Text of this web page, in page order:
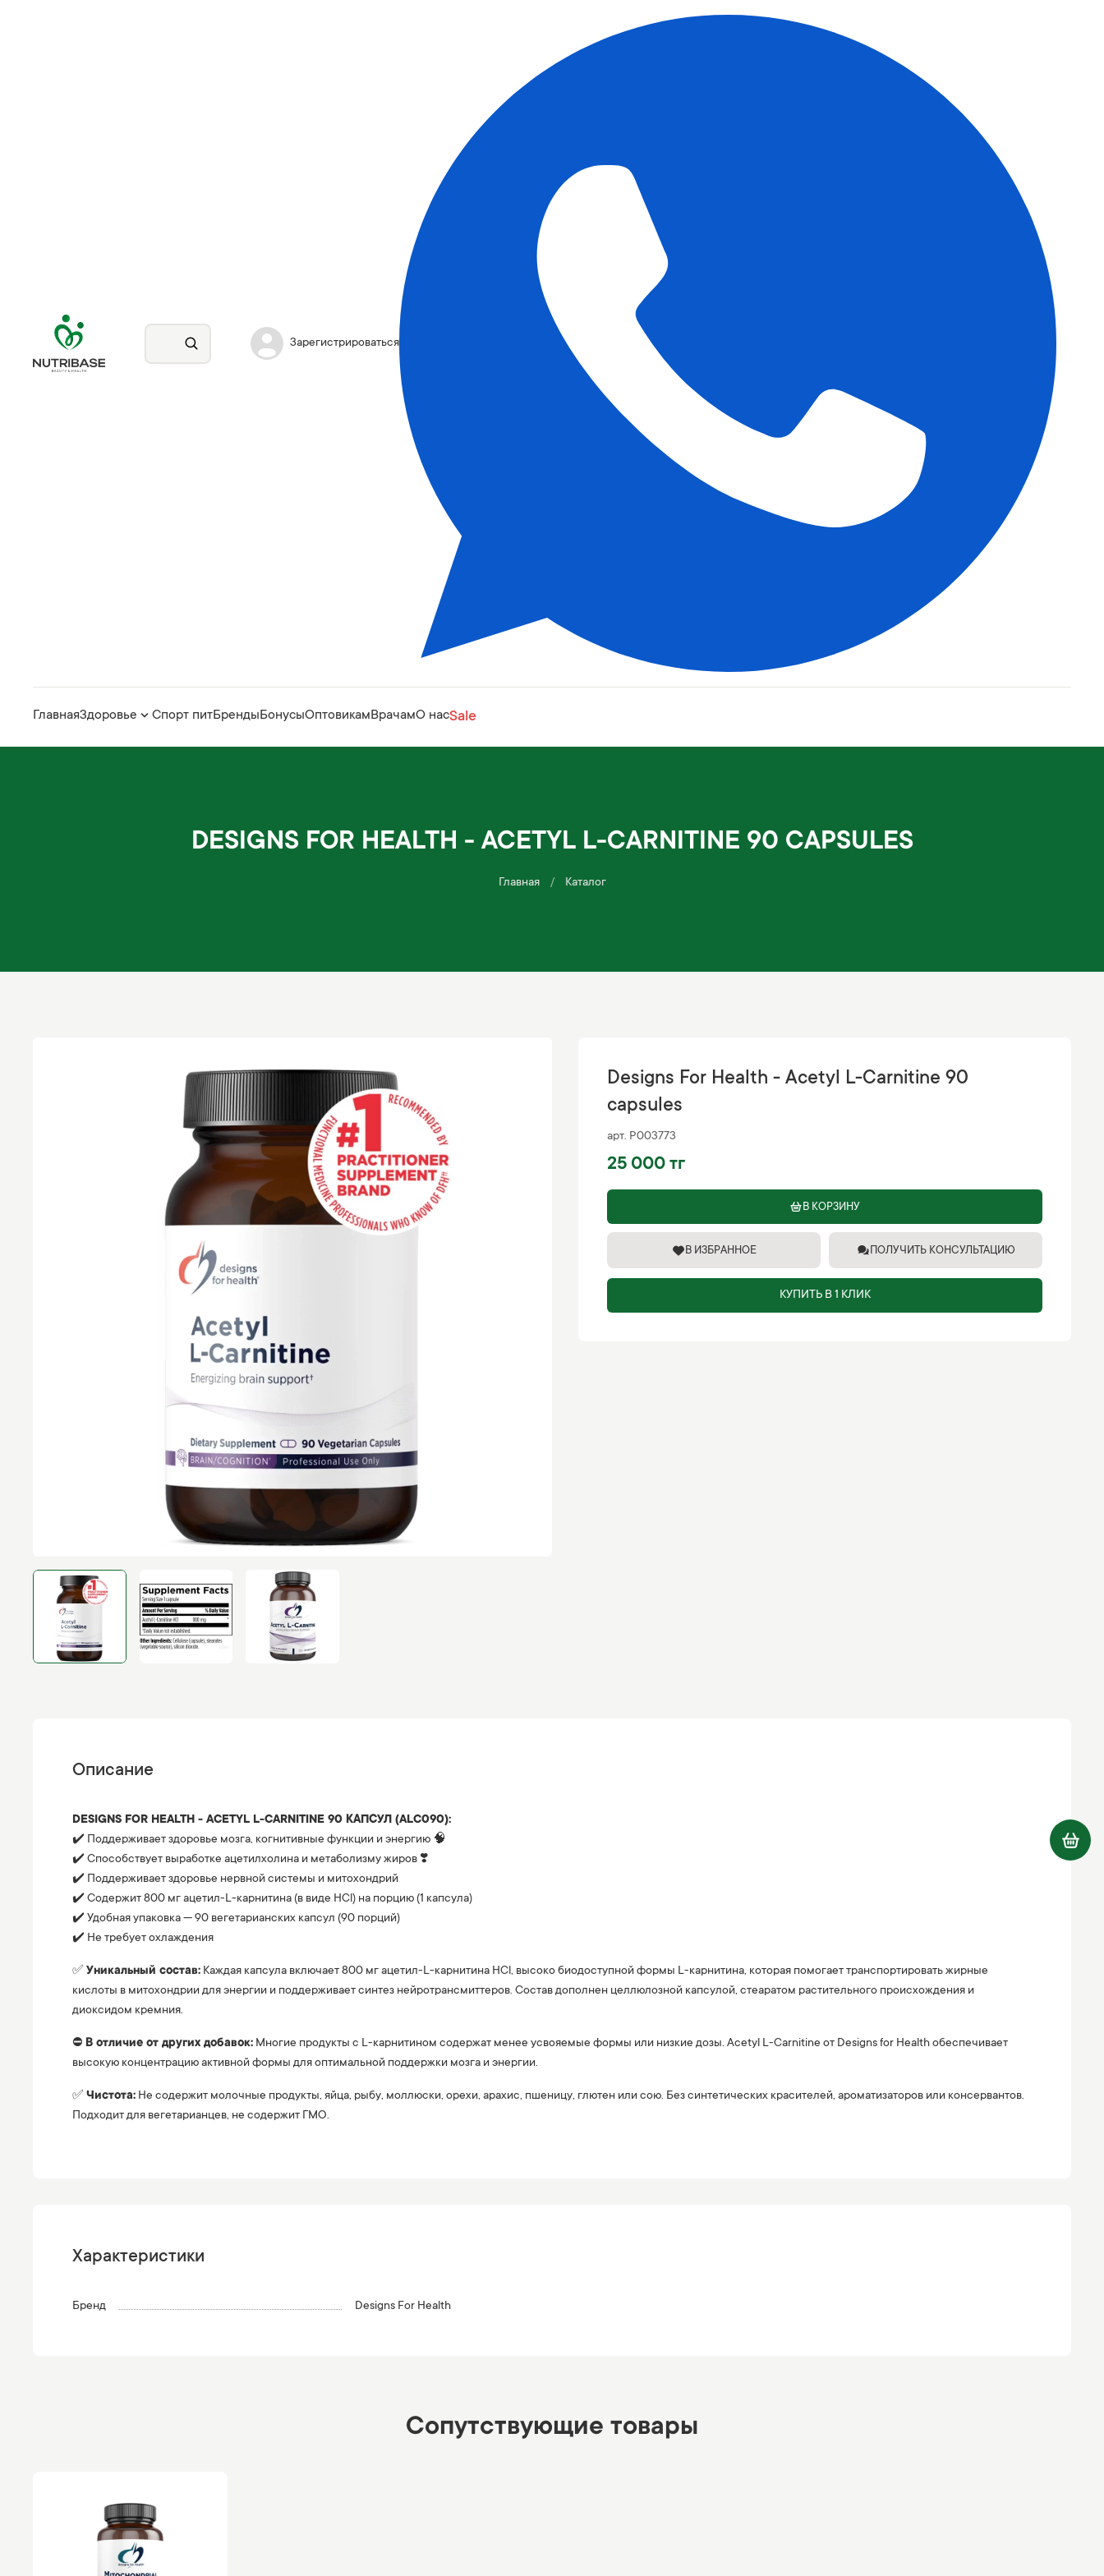
Зарегистрироваться
ГлавнаяЗдоровье Спорт питБрендыБонусыОптовикамВрачамО насSale
DESIGNS FOR HEALTH - ACETYL L-CARNITINE 90 CAPSULES
Главная Каталог
арт. P003773
Designs For Health - Acetyl L-Carnitine 90
capsules
25 000 тг
В КОРЗИНУ
В ИЗБРАННОЕ ПОЛУЧИТЬ КОНСУЛЬТАЦИЮ
КУПИТЬ В 1 КЛИК
Описание
DESIGNS FOR HEALTH - ACETYL L-CARNITINE 90 КАПСУЛ (ALC090):
✔️ Поддерживает здоровье мозга, когнитивные функции и энергию 🧠
✔️ Способствует выработке ацетилхолина и метаболизму жиров ❣️
✔️ Поддерживает здоровье нервной системы и митохондрий
✔️ Содержит 800 мг ацетил-L-карнитина (в виде HCl) на порцию (1 капсула)
✔️ Удобная упаковка — 90 вегетарианских капсул (90 порций)
✔️ Не требует охлаждения
✅ Уникальный состав: Каждая капсула включает 800 мг ацетил-L-карнитина HCl, высоко биодоступной формы L-карнитина, которая помогает транспортировать жирные
кислоты в митохондрии для энергии и поддерживает синтез нейротрансмиттеров. Состав дополнен целлюлозной капсулой, стеаратом растительного происхождения и
диоксидом кремния.
⛔️ В отличие от других добавок: Многие продукты с L-карнитином содержат менее усвояемые формы или низкие дозы. Acetyl L-Carnitine от Designs for Health обеспечивает
высокую концентрацию активной формы для оптимальной поддержки мозга и энергии.
✅ Чистота: Не содержит молочные продукты, яйца, рыбу, моллюски, орехи, арахис, пшеницу, глютен или сою. Без синтетических красителей, ароматизаторов или консервантов.
Подходит для вегетарианцев, не содержит ГМО.
Характеристики
Бренд Designs For Health
Сопутствующие товары